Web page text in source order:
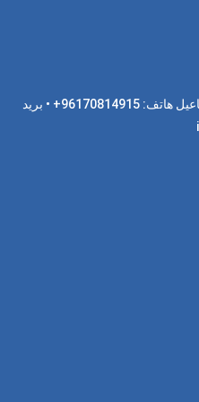
المشرف على الموقع : أ. د. عصام إسماعيل هاتف: 96170814915+ • بريد